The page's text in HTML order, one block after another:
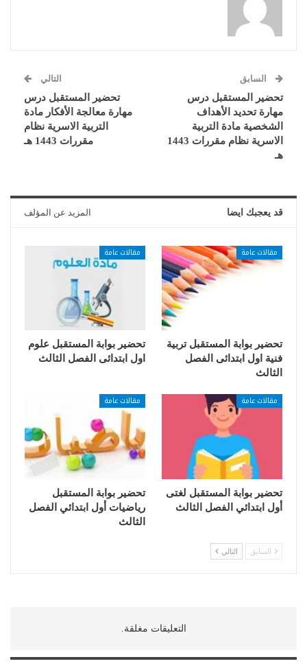
السابق
تحضير المستقبل درس
مهارة تحديد الأهداف
الشخصية مادة التربية
الاسرية نظام مقررات 1443
هـ
التالي
تحضير المستقبل درس
مهارة معالجة الأفكار مادة
التربية الاسرية نظام
مقررات 1443 هـ
قد يعجبك ايضا المزيد عن المؤلف
مقالات عامة
تحضير بوابة المستقبل تربية
فنية اول ابتدائى الفصل
الثالث
مقالات عامة
تحضير بوابة المستقبل علوم
اول ابتدائى الفصل الثالث
مقالات عامة
تحضير بوابة المستقبل لغتى
أول ابتدائي الفصل الثالث
مقالات عامة
تحضير بوابة المستقبل
رياضيات أول ابتدائي الفصل
الثالث
السابق التالي
التعليقات مغلقة.